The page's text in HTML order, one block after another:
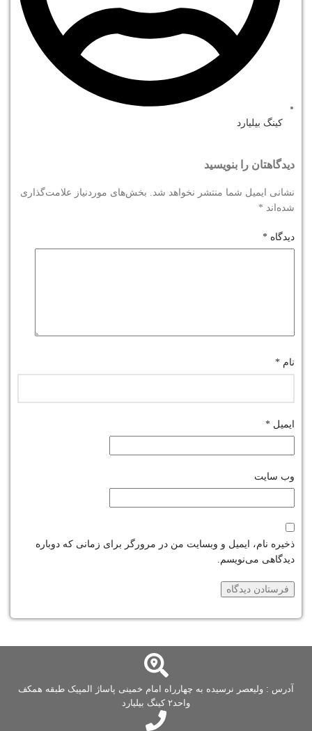
کینگ بیلیارد
دیدگاهتان را بنویسید
نشانی ایمیل شما منتشر نخواهد شد. بخش‌های موردنیاز علامت‌گذاری
شده‌اند *
دیدگاه *
نام *
ایمیل *
وب‌ سایت
ذخیره نام، ایمیل و وبسایت من در مرورگر برای زمانی که دوباره
دیدگاهی می‌نویسم.
آدرس : ولیعصر نرسیده به چهارراه امام خمینی پاساژ المپیک طبقه همکف
واحد۲ کینگ بیلیارد